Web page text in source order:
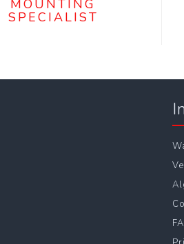
MOUNTING
SPECIALIST